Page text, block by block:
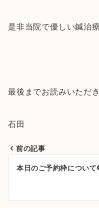
是非当院で優しい鍼治
最後までお読みいただ
石田
投
前の記事
本日のご予約枠について